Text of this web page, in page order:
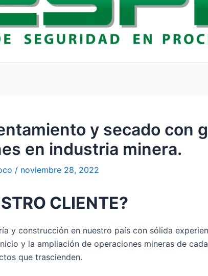
y secado con
en industria minera.
/ noviembre 28, 2022
CLIENTE?
y construcción en nuestro país con sólida
y la ampliación de operaciones mineras de
que trascienden.